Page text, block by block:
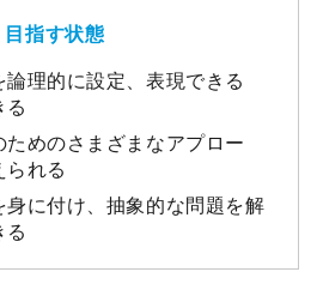
目指す状態
理的に設定、表現できる
る
ためのさまざまなアプロー
られる
身に付け、抽象的な問題を解
る